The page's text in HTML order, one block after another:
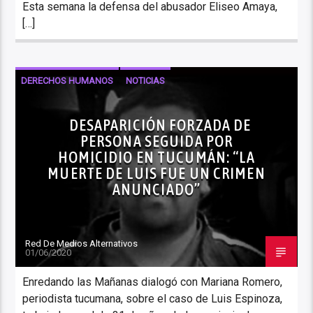
Esta semana la defensa del abusador Eliseo Amaya,
[…]
DERECHOS HUMANOS NOTICIAS
DESAPARICIÓN FORZADA DE
PERSONA SEGUIDA POR
HOMICIDIO EN TUCUMÁN: “LA
MUERTE DE LUIS FUE UN CRIMEN
ANUNCIADO”
Red De Medios Alternativos
01/06/2020
Enredando las Mañanas dialogó con Mariana Romero,
periodista tucumana, sobre el caso de Luis Espinoza,